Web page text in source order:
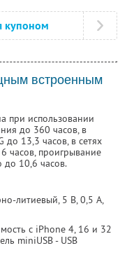
купоном
встроенным
при использовании
до 360 часов, в
до 13,3 часов, в сетях
часов, проигрывание
до 10,6 часов.
литиевый, 5 В, 0,5 А,
с iPhone 4, 16 и 32
miniUSB - USB